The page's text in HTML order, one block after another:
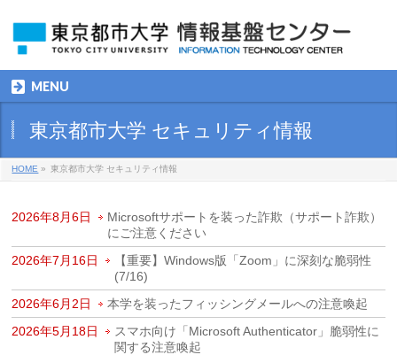
MENU
東京都市大学 セキュリティ情報
HOME » 東京都市大学 セキュリティ情報
2026年8月6日
Microsoftサポートを装った詐欺（サポート詐欺）
にご注意ください
2026年7月16日
【重要】Windows版「Zoom」に深刻な脆弱性
(7/16)
2026年6月2日
本学を装ったフィッシングメールへの注意喚起
2026年5月18日
スマホ向け「Microsoft Authenticator」脆弱性に
関する注意喚起